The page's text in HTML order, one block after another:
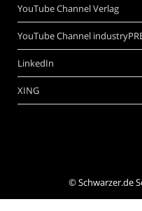
YouTube Channel Verlag
YouTube Channel
LinkedIn
XING
©Schwarzer.de